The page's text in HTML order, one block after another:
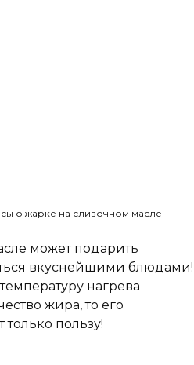
о жарке на сливочном масле
может подарить
вкуснейшими блюдами!
нагрева
жира, то его
пользу!